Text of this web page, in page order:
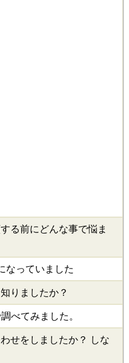
る前にどんな事で悩ま
なっていました
りましたか？
べてみました。
せをしましたか？ しな